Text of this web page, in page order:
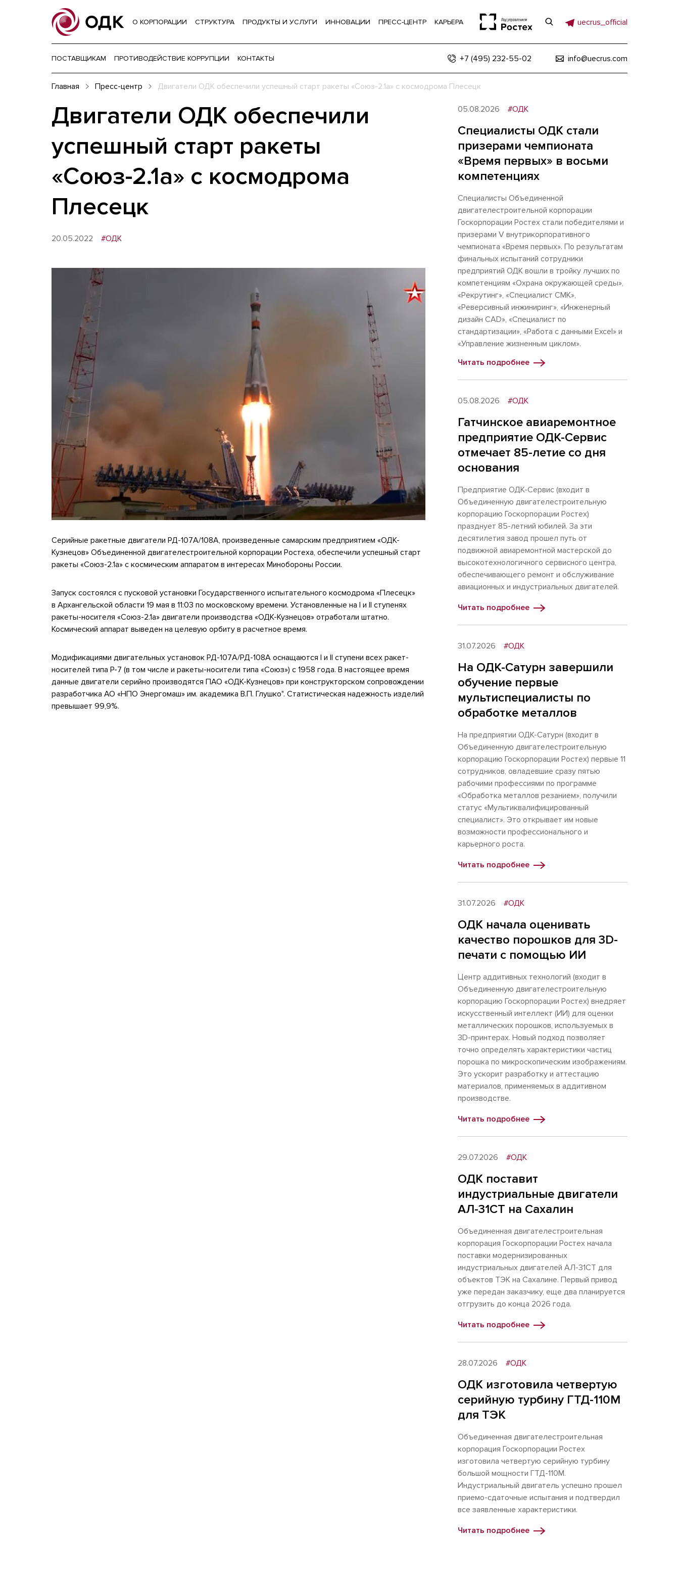
О КОРПОРАЦИИ СТРУКТУРА ПРОДУКТЫ И УСЛУГИ ИННОВАЦИИ ПРЕСС-ЦЕНТР КАРЬЕРА uecrus_official
ПОСТАВЩИКАМ ПРОТИВОДЕЙСТВИЕ КОРРУПЦИИ КОНТАКТЫ +7 (495) 232-55-02 info@uecrus.com
Главная Пресс-центр Двигатели ОДК обеспечили успешный старт ракеты «Союз-2.1а» с космодрома Плесецк
Двигатели ОДК обеспечили
успешный старт ракеты
«Союз-2.1а» с космодрома
Плесецк
20.05.2022 #ОДК
Серийные ракетные двигатели РД-107А/108А, произведенные самарским предприятием «ОДК-
Кузнецов» Объединенной двигателестроительной корпорации Ростеха, обеспечили успешный старт
ракеты «Союз-2.1а» с космическим аппаратом в интересах Минобороны России.
Запуск состоялся с пусковой установки Государственного испытательного космодрома «Плесецк»
в Архангельской области 19 мая в 11:03 по московскому времени. Установленные на I и II ступенях
ракеты-носителя «Союз-2.1а» двигатели производства «ОДК-Кузнецов» отработали штатно.
Космический аппарат выведен на целевую орбиту в расчетное время.
Модификациями двигательных установок РД-107А/РД-108А оснащаются I и II ступени всех ракет-
носителей типа Р-7 (в том числе и ракеты-носители типа «Союз») с 1958 года. В настоящее время
данные двигатели серийно производятся ПАО «ОДК-Кузнецов» при конструкторском сопровождении
разработчика АО «НПО Энергомаш» им. академика В.П. Глушко". Статистическая надежность изделий
превышает 99,9%.
05.08.2026 #ОДК
Специалисты ОДК стали
призерами чемпионата
«Время первых» в восьми
компетенциях
Специалисты Объединенной
двигателестроительной корпорации
Госкорпорации Ростех стали победителями и
призерами V внутрикорпоративного
чемпионата «Время первых». По результатам
финальных испытаний сотрудники
предприятий ОДК вошли в тройку лучших по
компетенциям «Охрана окружающей среды»,
«Рекрутинг», «Специалист СМК»,
«Реверсивный инжиниринг», «Инженерный
дизайн CAD», «Специалист по
стандартизации», «Работа с данными Excel» и
«Управление жизненным циклом».
Читать подробнее
05.08.2026 #ОДК
Гатчинское авиаремонтное
предприятие ОДК-Сервис
отмечает 85-летие со дня
основания
Предприятие ОДК-Сервис (входит в
Объединенную двигателестроительную
корпорацию Госкорпорации Ростех)
празднует 85-летний юбилей. За эти
десятилетия завод прошел путь от
подвижной авиаремонтной мастерской до
высокотехнологичного сервисного центра,
обеспечивающего ремонт и обслуживание
авиационных и индустриальных двигателей.
Читать подробнее
31.07.2026 #ОДК
На ОДК-Сатурн завершили
обучение первые
мультиспециалисты по
обработке металлов
На предприятии ОДК-Сатурн (входит в
Объединенную двигателестроительную
корпорацию Госкорпорации Ростех) первые 11
сотрудников, овладевшие сразу пятью
рабочими профессиями по программе
«Обработка металлов резанием», получили
статус «Мультиквалифицированный
специалист». Это открывает им новые
возможности профессионального и
карьерного роста.
Читать подробнее
31.07.2026 #ОДК
ОДК начала оценивать
качество порошков для 3D-
печати с помощью ИИ
Центр аддитивных технологий (входит в
Объединенную двигателестроительную
корпорацию Госкорпорации Ростех) внедряет
искусственный интеллект (ИИ) для оценки
металлических порошков, используемых в
3D-принтерах. Новый подход позволяет
точно определять характеристики частиц
порошка по микроскопическим изображениям.
Это ускорит разработку и аттестацию
материалов, применяемых в аддитивном
производстве.
Читать подробнее
29.07.2026 #ОДК
ОДК поставит
индустриальные двигатели
АЛ-31СТ на Сахалин
Объединенная двигателестроительная
корпорация Госкорпорации Ростех начала
поставки модернизированных
индустриальных двигателей АЛ-31СТ для
объектов ТЭК на Сахалине. Первый привод
уже передан заказчику, еще два планируется
отгрузить до конца 2026 года.
Читать подробнее
28.07.2026 #ОДК
ОДК изготовила четвертую
серийную турбину ГТД-110М
для ТЭК
Объединенная двигателестроительная
корпорация Госкорпорации Ростех
изготовила четвертую серийную турбину
большой мощности ГТД-110М.
Индустриальный двигатель успешно прошел
приемо-сдаточные испытания и подтвердил
все заявленные характеристики.
Читать подробнее